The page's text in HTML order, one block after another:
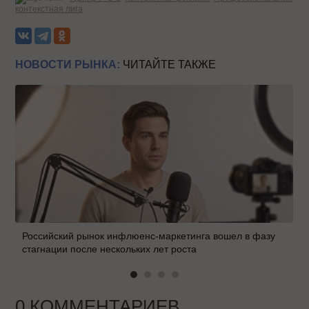
контекстная лига
НОВОСТИ РЫНКА: ЧИТАЙТЕ ТАКЖЕ
Российский рынок инфлюенс-маркетинга вошел в фазу
стагнации после нескольких лет роста